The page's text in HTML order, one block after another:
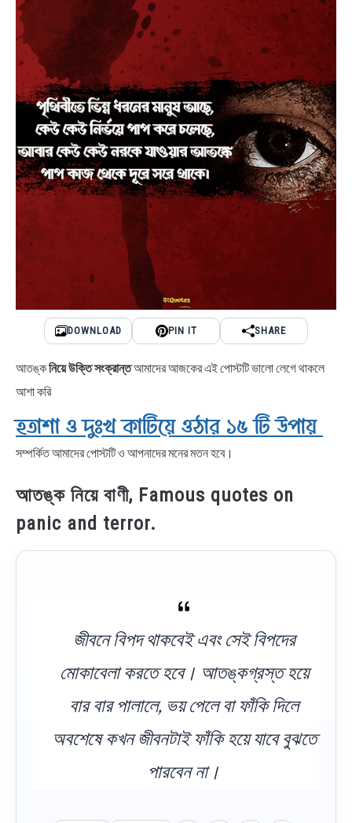
DOWNLOAD PIN IT SHARE
আতঙ্কনিয়ে উক্তি সংক্রান্তআমাদের আজকের এই পোস্টটি ভালো লেগে থাকলে
আশা করি
হতাশা ও দুঃখ কাটিয়ে ওঠার ১৫ টি উপায়
সম্পর্কিত আমাদের পোস্টটি ও আপনাদের মনের মতন হবে।
আতঙ্ক নিয়ে বাণী, Famous quotes on
panic and terror.
জীবনে বিপদ থাকবেই এবং সেই বিপদের
মোকাবেলা করতে হবে। আতঙ্কগ্রস্ত হয়ে
বার বার পালালে, ভয় পেলে বা ফাঁকি দিলে
অবশেষে কখন জীবনটাই ফাঁকি হয়ে যাবে বুঝতে
পারবেন না।